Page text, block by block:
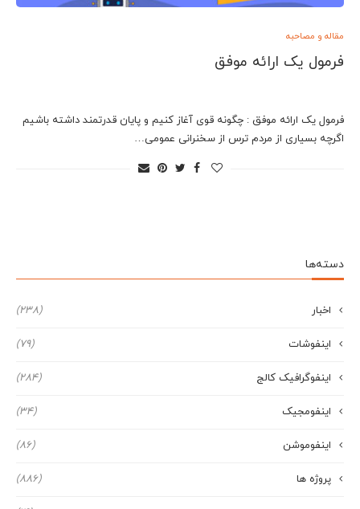
مقاله و مصاحبه
فرمول یک ارائه موفق
فرمول یک ارائه موفق : چگونه قوی آغاز کنیم و پایان قدرتمند داشته باشیم
اگرچه بسیاری از مردم ترس از سخنرانی عمومی…
دسته‌ها
اخبار (238)
اینفوشات (79)
اینفوگرافیک کالج (284)
اینفومجیک (34)
اینفوموشن (86)
پروژه ها (886)